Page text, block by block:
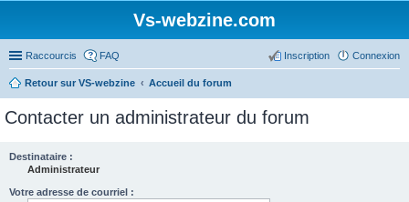
Vs-webzine.com
Raccourcis FAQ Connexion
Inscription
Retour sur VS-webzine Accueil du forum
Contacter un administrateur du forum
Destinataire :
Administrateur
Votre adresse de courriel :